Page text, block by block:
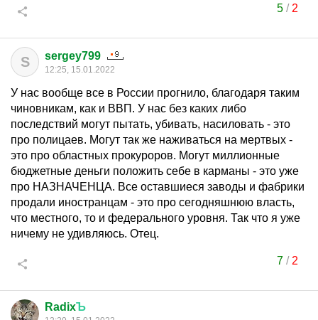
5/ 2
S sergey799
12:25, 15.01.2022
У нас вообще все в России прогнило, благодаря таким
чиновникам, как и ВВП. У нас без каких либо
последствий могут пытать, убивать, насиловать - это
про полицаев. Могут так же наживаться на мертвых -
это про областных прокуроров. Могут миллионные
бюджетные деньги положить себе в карманы - это уже
про НАЗНАЧЕНЦА. Все оставшиеся заводы и фабрики
продали иностранцам - это про сегодняшнюю власть,
что местного, то и федерального уровня. Так что я уже
ничему не удивляюсь. Отец.
7/ 2
RadixЪ